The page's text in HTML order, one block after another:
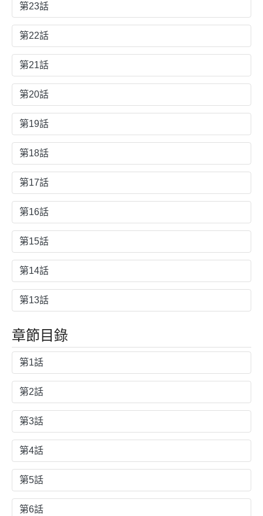
第23話
第22話
第21話
第20話
第19話
第18話
第17話
第16話
第15話
第14話
第13話
章節目錄
第1話
第2話
第3話
第4話
第5話
第6話